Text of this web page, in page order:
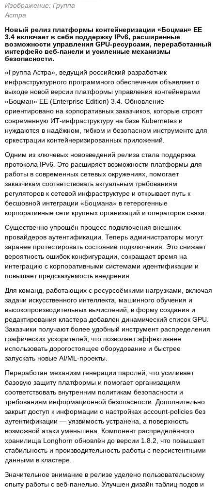
Изображение: Группа
Астра
Новый релиз платформы контейнеризации «Боцман» ЕЕ
3.4 включает в себя поддержку IPv6, расширенные
возможности управления GPU-ресурсами, переработанный
интерфейс веб-панели и усиленные механизмы
безопасности.
«Группа Астра», ведущий российский разработчик
инфраструктурного программного обеспечения объявляет о
выходе новой версии платформы управления контейнерами
«Боцман» EE (Enterprise Edition) 3.4. Обновление
ориентировано на корпоративных заказчиков, которые строят
современную ИТ-инфраструктуру на базе Kubernetes и
нуждаются в надёжном, гибком и безопасном инструменте для
оркестрации контейнеризированных приложений.
Одним из ключевых нововведений релиза стала поддержка
протокола IPv6. Это расширяет возможности платформы для
работы в современных сетевых окружениях, помогает
заказчикам соответствовать актуальным требованиям
регуляторов к сетевой инфраструктуре и открывает путь к
бесшовной интеграции «Боцмана» в гетерогенные
корпоративные сети крупных организаций и операторов связи.
Существенно упрощён процесс подключения внешних
провайдеров аутентификации. Теперь администраторы могут
заранее протестировать состояние подключения. Это снижает
вероятность ошибок конфигурации, сокращает время на
интеграцию с корпоративными системами идентификации и
повышает предсказуемость внедрения.
Для команд, работающих с ресурсоёмкими нагрузками, включая
задачи искусственного интеллекта, машинного обучения и
высокопроизводительных вычислений, в форму создания и
редактирования кластера добавлен динамический список GPU.
Заказчики получают более удобный инструмент распределения
графических ускорителей, что позволяет эффективнее
использовать дорогостоящее оборудование и быстрее
запускать новые AI/ML-проекты.
Переработан механизм генерации паролей, что усиливает
базовую защиту платформы и помогает организациям
соответствовать внутренним политикам безопасности и
требованиям информационной безопасности. Дополнительно
закрыт доступ к информации о настройках account-policies без
аутентификации — уязвимость устранена, а поверхность
возможной атаки уменьшена. Компонент распределённого
хранилища Longhorn обновлён до версии 1.8.2, что повышает
стабильность и производительность работы с персистентными
данными в кластере.
Значительное внимание в релизе уделено пользовательскому
опыту работы с веб-панелью. Улучшен дизайн таблиц подов и